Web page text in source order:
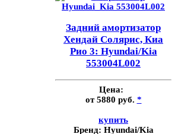
Задний амортизатор
Хендай Солярис, Киа
Рио 3: Hyundai/Kia
553004L002
Цена:
от 5880 руб. *
купить
Бренд: Hyundai/Kia